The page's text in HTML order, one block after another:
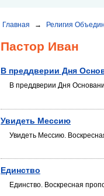
Главная → Религия
Пастор Иван
В преддверии Дня
В преддверии Дня
Увидеть Мессию
Увидеть Мессию.
Единство
Единство. Воскресная